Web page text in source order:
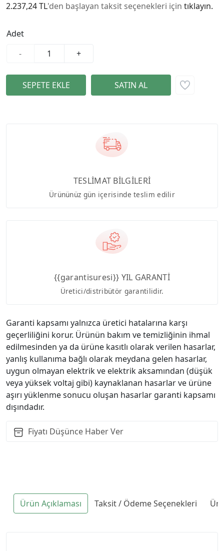
2.237,24 TL'den başlayan taksit seçenekleri için tıklayın.
Adet
-
+
TESLİMAT BİLGİLERİ
Ürününüz gün içerisinde teslim edilir
{{garantisuresi}} YIL GARANTİ
Üretici/distribütör garantilidir.
Garanti kapsamı yalnızca üretici hatalarına karşı
geçerliliğini korur. Ürünün bakım ve temizliğinin ihmal
edilmesinden ya da ürüne kasıtlı olarak verilen hasarlar,
yanlış kullanıma bağlı olarak meydana gelen hasarlar,
uygun olmayan elektrik ve elektrik aksamından (düşük
veya yüksek voltaj gibi) kaynaklanan hasarlar ve ürüne
aşırı yüklenme sonucu oluşan hasarlar garanti kapsamı
dışındadır.
Fiyatı Düşünce Haber Ver
Ürün Açıklaması Taksit / Ödeme Seçenekleri